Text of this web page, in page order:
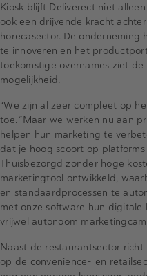
Kiosk blijft Deliverect niet
ook een drijvende kracht
horecasector. De
te innoveren en het
toekomstige overnames ziet de
mogelijkheid.
“We zijn al zeer compleet op
toe. “Maar we werken nu aan
helpen hun marketing te
dat je hoog scoort op
Thuisbezorgd zonder hoge
marketingtool ontwikkeld,
en standaardprocessen te
met onze software hun digitale
vrijwel autonoom
Naast de restaurantsector
op de convenience- en